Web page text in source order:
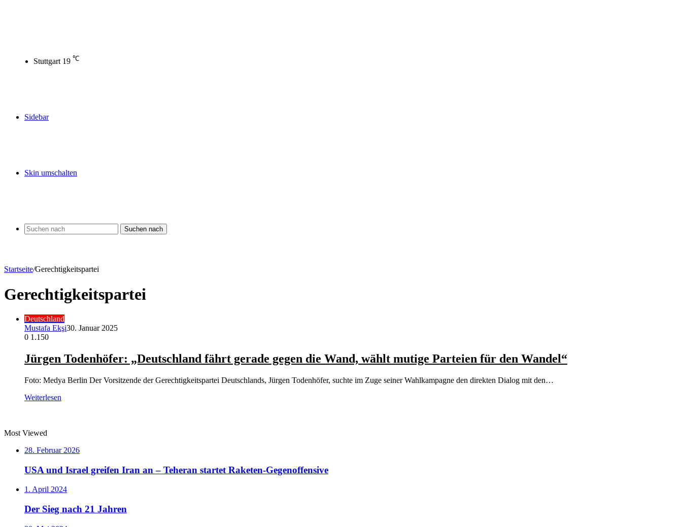
Stuttgart 19 ℃
Sidebar
Skin umschalten
Suchen nach
Startseite/Gerechtigkeitspartei
Gerechtigkeitspartei
Deutschland
Mustafa Ekşi30. Januar 2025
0 1.150
Jürgen Todenhöfer: „Deutschland fährt gerade gegen die Wand, wählt mutige Parteien für den Wandel“
Foto: Medya Berlin Der Vorsitzende der Gerechtigkeitspartei Deutschlands, Jürgen Todenhöfer, suchte im Zuge seiner Wahlkampagne den direkten Dialog mit den…
Weiterlesen
Most Viewed
28. Februar 2026
USA und Israel greifen Iran an – Teheran startet Raketen-Gegenoffensive
1. April 2024
Der Sieg nach 21 Jahren